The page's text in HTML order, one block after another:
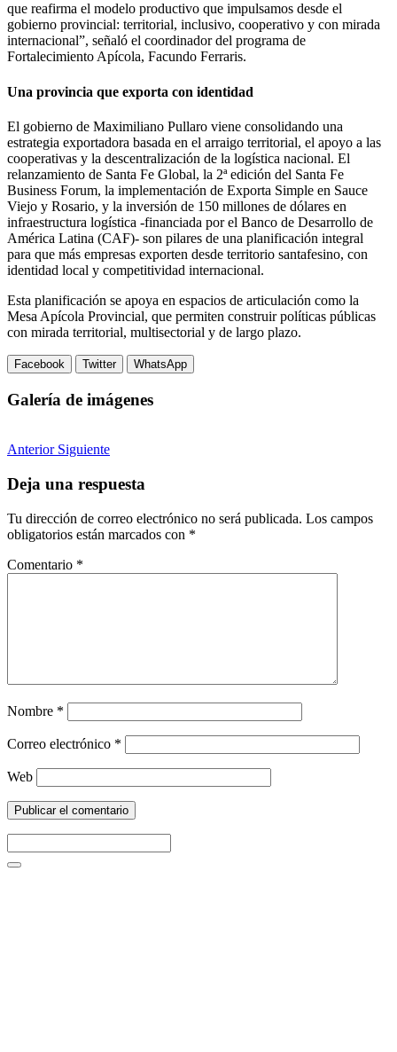
que reafirma el modelo productivo que impulsamos desde el
gobierno provincial: territorial, inclusivo, cooperativo y con mirada
internacional”, señaló el coordinador del programa de
Fortalecimiento Apícola, Facundo Ferraris.
Una provincia que exporta con identidad
El gobierno de Maximiliano Pullaro viene consolidando una
estrategia exportadora basada en el arraigo territorial, el apoyo a las
cooperativas y la descentralización de la logística nacional. El
relanzamiento de Santa Fe Global, la 2ª edición del Santa Fe
Business Forum, la implementación de Exporta Simple en Sauce
Viejo y Rosario, y la inversión de 150 millones de dólares en
infraestructura logística -financiada por el Banco de Desarrollo de
América Latina (CAF)- son pilares de una planificación integral
para que más empresas exporten desde territorio santafesino, con
identidad local y competitividad internacional.
Esta planificación se apoya en espacios de articulación como la
Mesa Apícola Provincial, que permiten construir políticas públicas
con mirada territorial, multisectorial y de largo plazo.
Facebook Twitter WhatsApp
Galería de imágenes
Anterior Siguiente
Deja una respuesta
Tu dirección de correo electrónico no será publicada. Los campos
obligatorios están marcados con *
Comentario *
Nombre *
Correo electrónico *
Web